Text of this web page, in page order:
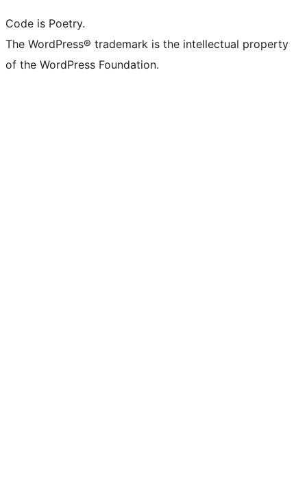
Code is Poetry.
The WordPress® trademark is the intellectual property
of the WordPress Foundation.